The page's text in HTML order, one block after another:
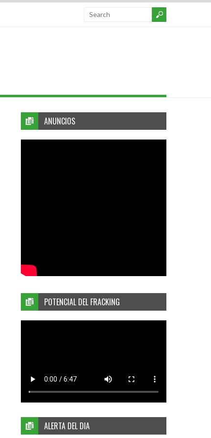
ANUNCIOS
POTENCIAL DEL FRACKING
ALERTA DEL DIA